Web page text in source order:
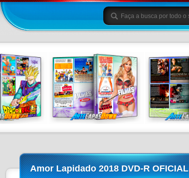
Amor Lapidado 2018 DVD-R OFICIAL